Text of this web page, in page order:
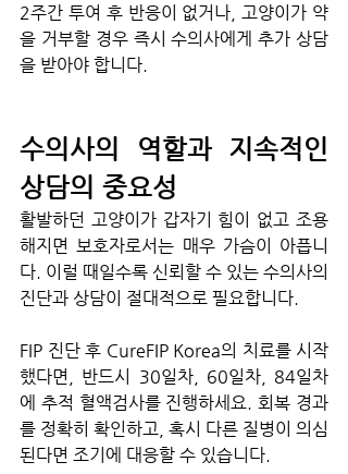
2주간 투여 후 반응이 없거나, 고양이가 약
을 거부할 경우 즉시 수의사에게 추가 상담
을 받아야 합니다.
수의사의 역할과 지속적인
상담의 중요성
활발하던 고양이가 갑자기 힘이 없고 조용
해지면 보호자로서는 매우 가슴이 아픕니
다. 이럴 때일수록 신뢰할 수 있는 수의사의
진단과 상담이 절대적으로 필요합니다.
FIP 진단 후 CureFIP Korea의 치료를 시작
했다면, 반드시 30일차, 60일차, 84일차
에 추적 혈액검사를 진행하세요. 회복 경과
를 정확히 확인하고, 혹시 다른 질병이 의심
된다면 조기에 대응할 수 있습니다.